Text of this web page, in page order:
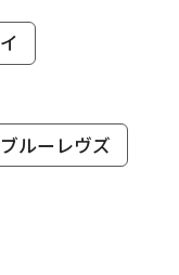
ルーレヴズ